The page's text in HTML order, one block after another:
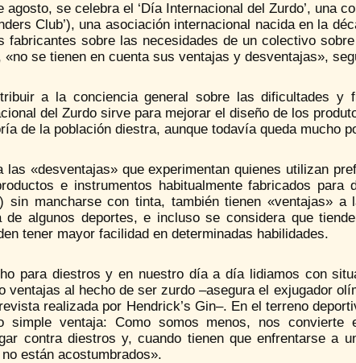
agosto, se celebra el ‘Día Internacional del Zurdo’, una
Club’), una asociación internacional nacida en la
fabricantes sobre las necesidades de un colectivo
«no se tienen en cuenta sus ventajas y desventajas»,
a la conciencia general sobre las dificultades y
del Zurdo sirve para mejorar el diseño de los
de la población diestra, aunque todavía queda mucho
las «desventajas» que experimentan quienes utilizan
e instrumentos habitualmente fabricados
sin mancharse con tinta, también tienen «ventajas» a
de algunos deportes, e incluso se considera que
tener mayor facilidad en determinadas habilidades.
para diestros y en nuestro día a día lidiamos con
ventajas al hecho de ser zurdo –asegura el exjugador
realizada por Hendrick’s Gin–. En el terreno
simple ventaja: Como somos menos, nos
contra diestros y, cuando tienen que enfrentarse a
están acostumbrados».